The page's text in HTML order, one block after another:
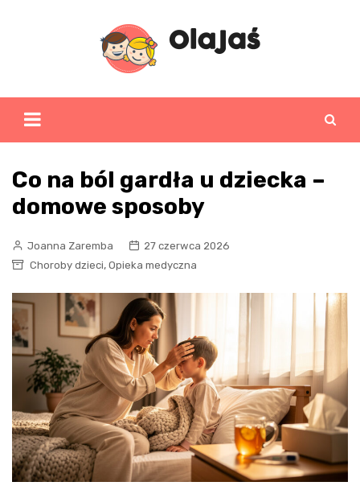
Co na ból gardła u dziecka –
domowe sposoby
Joanna Zaremba
27 czerwca 2026
Choroby dzieci, Opieka medyczna